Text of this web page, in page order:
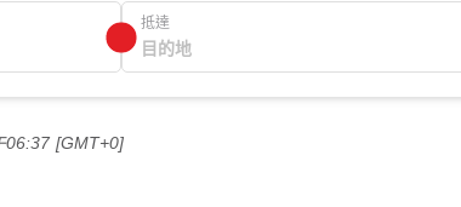
抵達
06:37 [GMT+0]